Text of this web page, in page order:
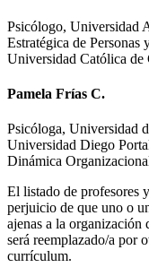
Psicólogo, Universidad
Estratégica de
Universidad Católica de
Pamela Frías C.
Psicóloga, Universidad
Universidad Diego
Dinámica
El listado de profesores
perjuicio de que uno o
ajenas a la organización
será reemplazado/a por
currículum.